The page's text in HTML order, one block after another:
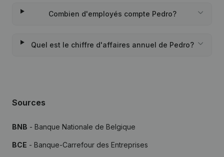
Combien d'employés compte Pedro?
Quel est le chiffre d'affaires annuel de Pedro?
Sources
BNB - Banque Nationale de Belgique
BCE - Banque-Carrefour des Entreprises